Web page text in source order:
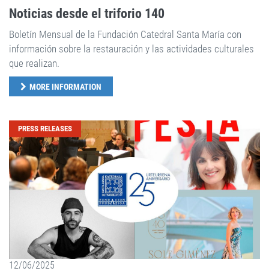
Noticias desde el triforio 140
Boletín Mensual de la Fundación Catedral Santa María con
información sobre la restauración y las actividades culturales
que realizan.
MORE INFORMATION
PRESS RELEASES
12/06/2025